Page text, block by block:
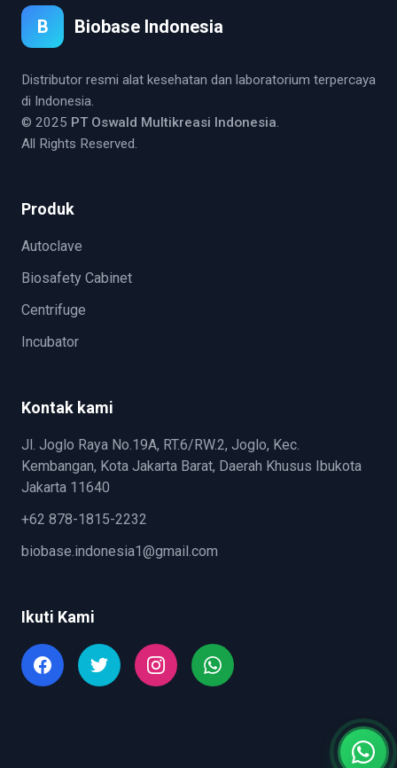
B Biobase Indonesia
Distributor resmi alat kesehatan dan laboratorium terpercaya
di Indonesia.
© 2025 PT Oswald Multikreasi Indonesia.
All Rights Reserved.
Produk
Autoclave
Biosafety Cabinet
Centrifuge
Incubator
Kontak kami
Jl. Joglo Raya No.19A, RT.6/RW.2, Joglo, Kec.
Kembangan, Kota Jakarta Barat, Daerah Khusus Ibukota
Jakarta 11640
+62 878-1815-2232
biobase.indonesia1@gmail.com
Ikuti Kami